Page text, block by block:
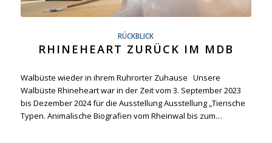
RÜCKBLICK
RHINEHEART ZURÜCK IM MDB
Walbüste wieder in ihrem Ruhrorter Zuhause Unsere
Walbüste Rhineheart war in der Zeit vom 3. September 2023
bis Dezember 2024 für die Ausstellung Ausstellung „Tierische
Typen. Animalische Biografien vom Rheinwal bis zum…